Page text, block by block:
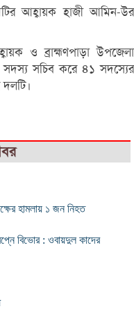
আহ্বায়ক হাজী আমিন-উর
ও ব্রাহ্মণপাড়া উপজেলা
সদস্য সচিব করে ৪১ সদস্যের
হামলায় ১ জন নিহত
বিভোর : ওবায়দুল কাদের